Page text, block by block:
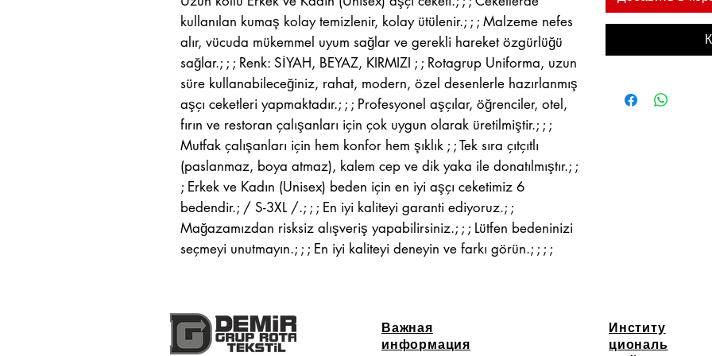
kullanılan kumaş kolay temizlenir, kolay ütülenir.; ; ; Malzeme nefes
alır, vücuda mükemmel uyum sağlar ve gerekli hareket özgürlüğü
sağlar.; ; ; Renk: SİYAH, BEYAZ, KIRMIZI ; ; Rotagrup Uniforma, uzun
süre kullanabileceğiniz, rahat, modern, özel desenlerle hazırlanmış
aşçı ceketleri yapmaktadır.; ; ; Profesyonel aşçılar, öğrenciler, otel,
fırın ve restoran çalışanları için çok uygun olarak üretilmiştir.; ; ;
Mutfak çalışanları için hem konfor hem şıklık ; ; Tek sıra çıtçıtlı
(paslanmaz, boya atmaz), kalem cep ve dik yaka ile donatılmıştır.; ;
; Erkek ve Kadın (Unisex) beden için en iyi aşçı ceketimiz 6
bedendir.; / S-3XL /.; ; ; En iyi kaliteyi garanti ediyoruz.; ;
Mağazamızdan risksiz alışveriş yapabilirsiniz.; ; ; Lütfen bedeninizi
seçmeyi unutmayın.; ; ; En iyi kaliteyi deneyin ve farkı görün.; ; ; ;
Важная
информация
Институ
циональ